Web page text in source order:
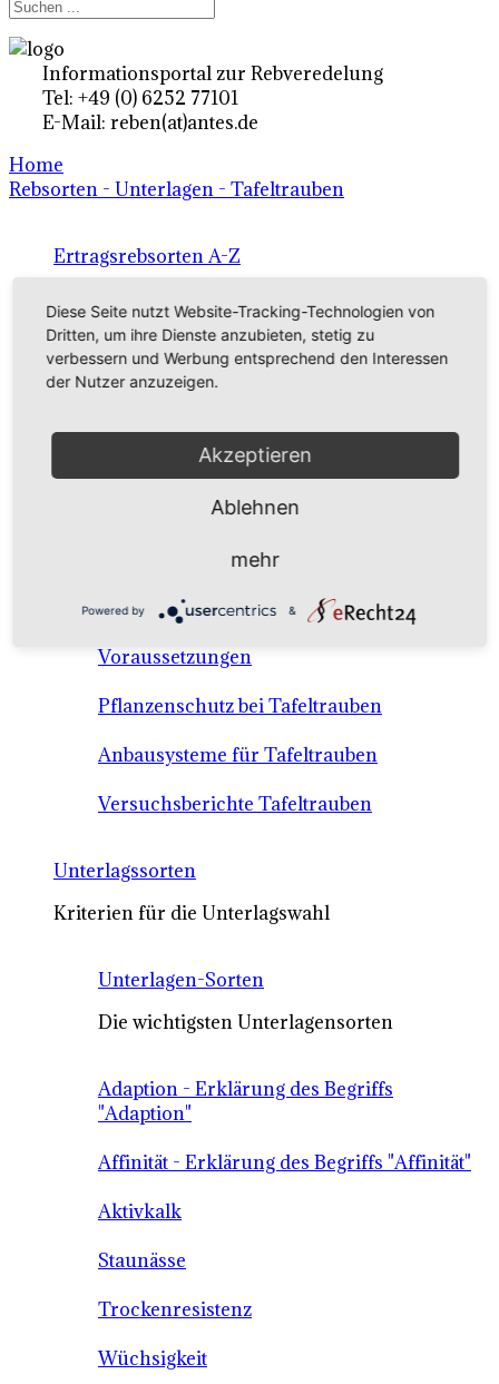
Informationsportal zur Rebveredelung
Tel: +49 (0) 6252 77101
E-Mail: reben(at)antes.de
Home
Rebsorten - Unterlagen - Tafeltrauben
Ertragsrebsorten A-Z
Rebsorten international
Tafeltraubensorten
Anbausysteme & Recht
Voraussetzungen
Pflanzenschutz bei Tafeltrauben
Anbausysteme für Tafeltrauben
Versuchsberichte Tafeltrauben
Unterlagssorten
Kriterien für die Unterlagswahl
Unterlagen-Sorten
Die wichtigsten Unterlagensorten
Adaption - Erklärung des Begriffs
"Adaption"
Affinität - Erklärung des Begriffs "Affinität"
Aktivkalk
Staunässe
Trockenresistenz
Wüchsigkeit
Diese Seite nutzt Website-Tracking-Technologien von
Dritten, um ihre Dienste anzubieten, stetig zu
verbessern und Werbung entsprechend den Interessen
der Nutzer anzuzeigen.
Akzeptieren
Ablehnen
mehr
Powered by &